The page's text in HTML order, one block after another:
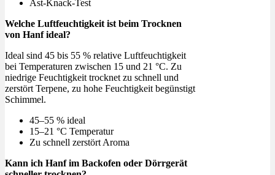
Ast-Knack-Test
Welche Luftfeuchtigkeit ist beim Trocknen
von Hanf ideal?
Ideal sind 45 bis 55 % relative Luftfeuchtigkeit
bei Temperaturen zwischen 15 und 21 °C. Zu
niedrige Feuchtigkeit trocknet zu schnell und
zerstört Terpene, zu hohe Feuchtigkeit begünstigt
Schimmel.
45–55 % ideal
15–21 °C Temperatur
Zu schnell zerstört Aroma
Kann ich Hanf im Backofen oder Dörrgerät